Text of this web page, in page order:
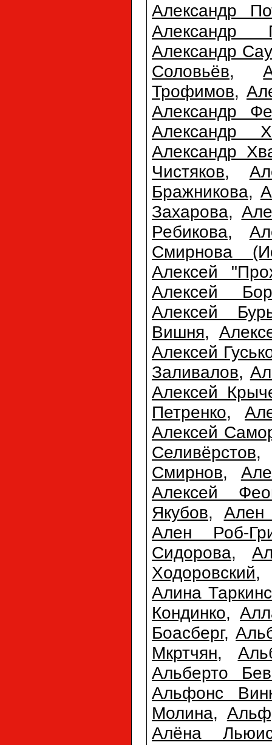
Александр
Александр
Александр
Соловьёв,
Трофимов,
Александр
Александр
Александр
Чистяков,
Бражникова,
Захарова,
Ребикова,
Смирнова
Алексей
Алексей
Алексей
Вишня,
Алексей
Заливалов,
Алексей
Петренко,
Алексей
Селивёрстов
Смирнов,
Алексей
Якубов, Ален
Ален Роб-
Сидорова,
Ходоровский
Алина
Кондинко,
Боасберг,
Мкртчян,
Альберто
Альфонс
Молина,
Алёна